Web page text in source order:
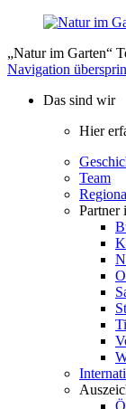
„Natur im Garten“
Navigation
Das sind wir
Hier
Team
Partner